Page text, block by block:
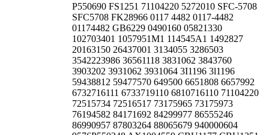
P550690 FS1251 71104220 5272010 SFC-5708
SFC5708 FK28966 0117 4482 0117-4482
01174482 GB6229 0490160 05821330
102703401 1057951M1 114545A1 1492827
20163150 26437001 3134055 3286503
3542223986 36561118 3831062 3843760
3903202 3931062 3931064 3I1196 3l1196
59438812 59477570 649500 6651808 6657992
6732716111 6733719110 6810716110 71104220
72515734 72516517 73175965 73175973
76194582 84171692 84299977 86555246
86990957 87803264 88065679 940000604